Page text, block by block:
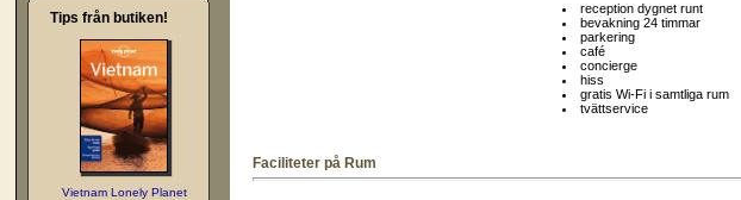
reception dygnet runt
bevakning 24 timmar
parkering
café
concierge
hiss
gratis Wi-Fi i samtliga rum
tvättservice
Faciliteter på Rum
Tips från butiken!
Vietnam Lonely Planet